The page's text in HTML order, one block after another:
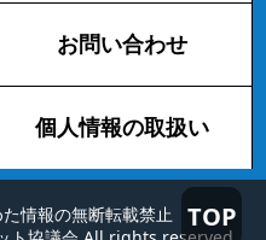
TOP
お問い合わせ
個人情報の取扱い
た情報の無断転載禁止